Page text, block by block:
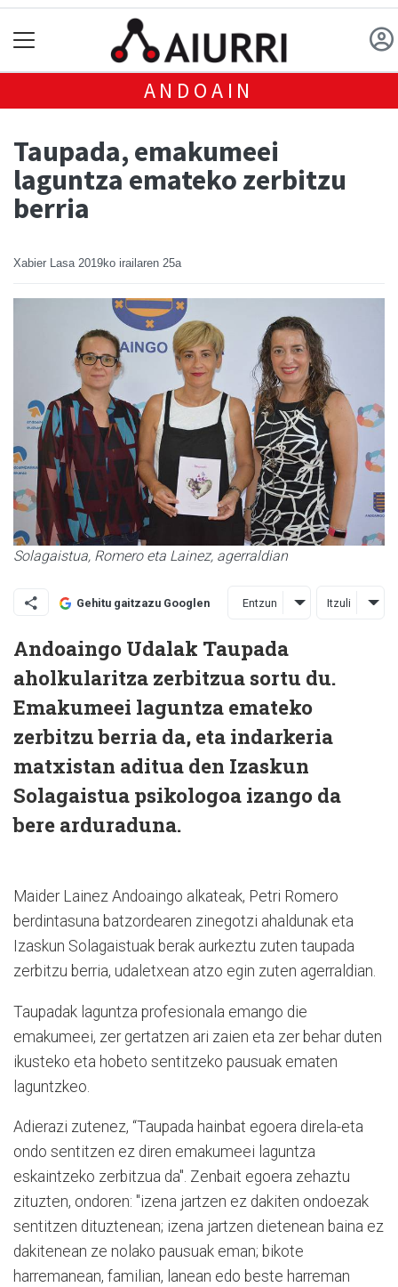
ANDOAIN
Taupada, emakumeei
laguntza emateko zerbitzu
berria
Xabier Lasa 2019ko irailaren 25a
Solagaistua, Romero eta Lainez, agerraldian
Gehitu gaitzazu Googlen Entzun Itzuli
Andoaingo Udalak Taupada
aholkularitza zerbitzua sortu du.
Emakumeei laguntza emateko
zerbitzu berria da, eta indarkeria
matxistan aditua den Izaskun
Solagaistua psikologoa izango da
bere arduraduna.
Maider Lainez Andoaingo alkateak, Petri Romero
berdintasuna batzordearen zinegotzi ahaldunak eta
Izaskun Solagaistuak berak aurkeztu zuten taupada
zerbitzu berria, udaletxean atzo egin zuten agerraldian.
Taupadak laguntza profesionala emango die
emakumeei, zer gertatzen ari zaien eta zer behar duten
ikusteko eta hobeto sentitzeko pausuak ematen
laguntzkeo.
Adierazi zutenez, “Taupada hainbat egoera direla-eta
ondo sentitzen ez diren emakumeei laguntza
eskaintzeko zerbitzua da". Zenbait egoera zehaztu
zituzten, ondoren: "izena jartzen ez dakiten ondoezak
sentitzen dituztenean; izena jartzen dietenean baina ez
dakitenean ze nolako pausuak eman; bikote
harremanean, familian, lanean edo beste harreman